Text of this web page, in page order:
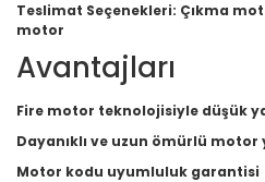
Teslimat Seçenekleri: Çıkma
motor
Avantajları
Fire motor teknolojisiyle düşük
Dayanıklı ve uzun ömürlü motor
Motor kodu uyumluluk garantisi